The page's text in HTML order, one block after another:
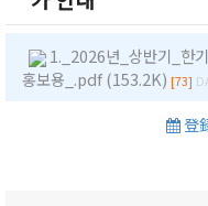
介
韓
入
1._2026년_상반기_한
홍보용_.pdf (153.2K) [73]
登